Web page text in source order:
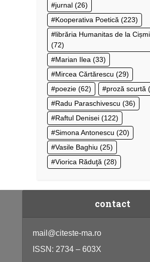
jurnal (26)
Kooperativa Poetică (223)
librăria Humanitas de la
(72)
Marian Ilea (33)
Mircea Cărtărescu (29)
poezie (62) proză scurtă
Radu Paraschivescu (36)
Raftul Denisei (122)
Simona Antonescu (20)
Vasile Baghiu (25)
Viorica Răduţă (28)
contact
mail@citeste-ma.ro
ISSN: 2734 – 603X